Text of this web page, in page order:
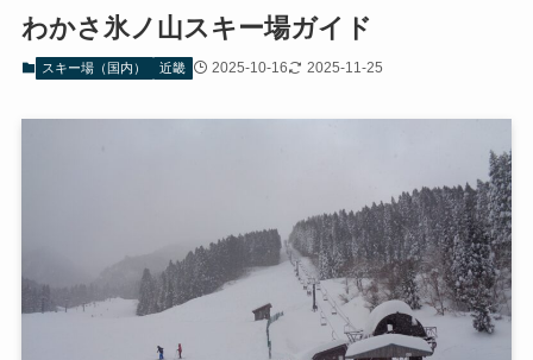
わかさ氷ノ山スキー場ガイド
スキー場（国内） 近畿 2025-10-16 2025-11-25